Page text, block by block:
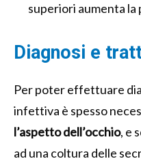
superiori aumenta la
Diagnosi e
Per poter effettuare
infettiva è spesso
l’aspetto dell’occhio, e
ad una coltura delle